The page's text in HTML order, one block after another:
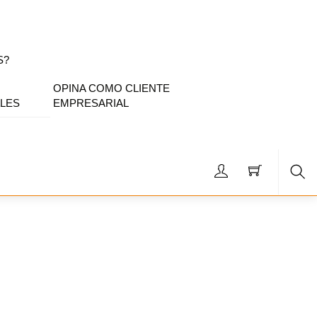
OPINA COMO CLIENTE
EMPRESARIAL